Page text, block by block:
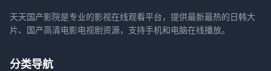
天天国产影院是专业的影视在线观看平台，提供最新最热的日韩大
片、国产高清电影电视剧资源，支持手机和电脑在线播放。
分类导航